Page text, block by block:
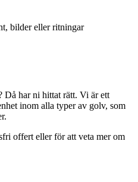
bilder eller ritningar
Då har ni hittat rätt. Vi är ett
inom alla typer av golv, som
offert eller för att veta mer om